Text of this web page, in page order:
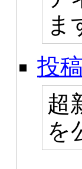
ま
投
超
を